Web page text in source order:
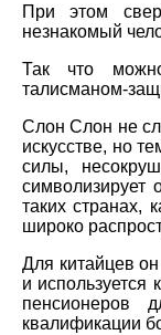
При этом
незнакомый
Так что
талисманом-
Слон Слон не
искусстве, но
силы,
символизирует
таких странах,
широко
Для китайцев
и используется
пенсионеров
квалификации